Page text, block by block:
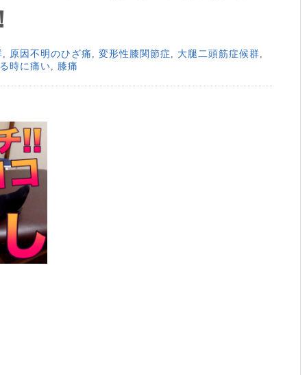
原因不明のひざ痛 変形性膝関節症 大腿二頭筋症候群
時に痛い 膝痛